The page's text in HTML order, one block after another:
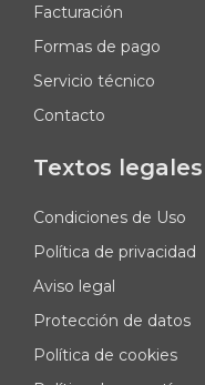
Facturación
Formas de pago
Servicio técnico
Contacto
Textos legales
Condiciones de Uso
Política de privacidad
Aviso legal
Protección de datos
Política de cookies